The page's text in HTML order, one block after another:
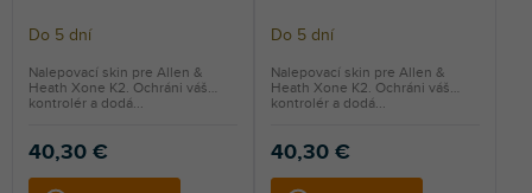
Do 5 dní
40,30 €
Nalepovací skin pre Allen &
Heath Xone K2. Ochráni váš
kontrolér a dodá...
Do 5 dní
40,30 €
Nalepovací skin pre Allen &
Heath Xone K2. Ochráni váš
kontrolér a dodá...